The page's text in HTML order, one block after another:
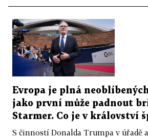
Evropa je plná
jako první může padnout
Starmer. Co je v království
S činností Donalda Trumpa v úřadě